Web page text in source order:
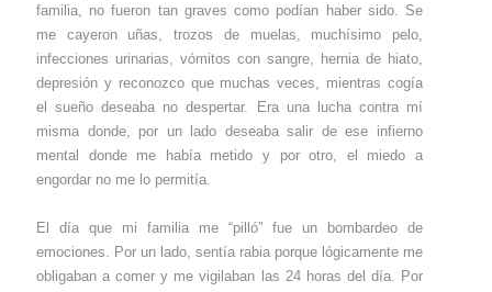
familia, no fueron tan graves como podían haber sido. Se
me cayeron uñas, trozos de muelas, muchísimo pelo,
infecciones urinarias, vómitos con sangre, hernia de hiato,
depresión y reconozco que muchas veces, mientras cogía
el sueño deseaba no despertar. Era una lucha contra mí
misma donde, por un lado deseaba salir de ese infierno
mental donde me había metido y por otro, el miedo a
engordar no me lo permitía.
El día que mi familia me “pilló” fue un bombardeo de
emociones. Por un lado, sentía rabia porque lógicamente me
obligaban a comer y me vigilaban las 24 horas del día. Por